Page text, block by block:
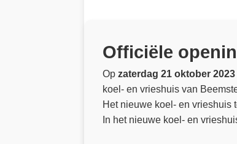
Officiële
Op zaterdag 21 oktober 2023
koel- en vrieshuis van
Het nieuwe koel- en vrieshuis
In het nieuwe koel- en